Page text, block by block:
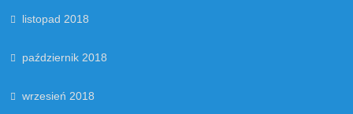
listopad 2018
październik 2018
wrzesień 2018